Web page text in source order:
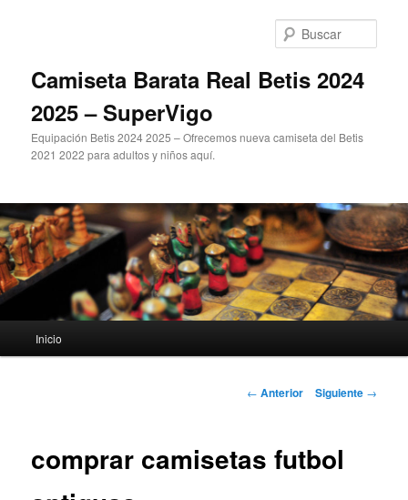
Camiseta Barata Real Betis 2024
2025 – SuperVigo
Equipación Betis 2024 2025 – Ofrecemos nueva camiseta del Betis
2021 2022 para adultos y niños aquí.
principal
Inicio
Navegación
← Anterior Siguiente →
comprar camisetas futbol